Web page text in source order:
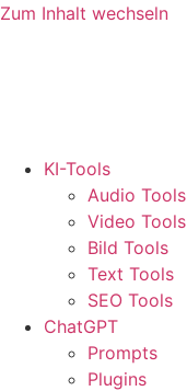
Zum Inhalt wechseln
KI-Tools
Audio Tools
Video Tools
Bild Tools
Text Tools
SEO Tools
ChatGPT
Prompts
Plugins